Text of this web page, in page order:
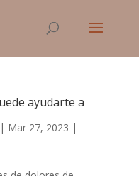
ayudarte a
| Mar 27, 2023 |